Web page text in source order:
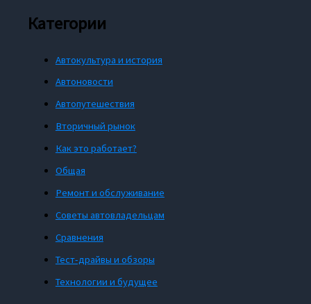
Категории
Автокультура и история
Автоновости
Автопутешествия
Вторичный рынок
Как это работает?
Общая
Ремонт и обслуживание
Советы автовладельцам
Сравнения
Тест-драйвы и обзоры
Технологии и будущее